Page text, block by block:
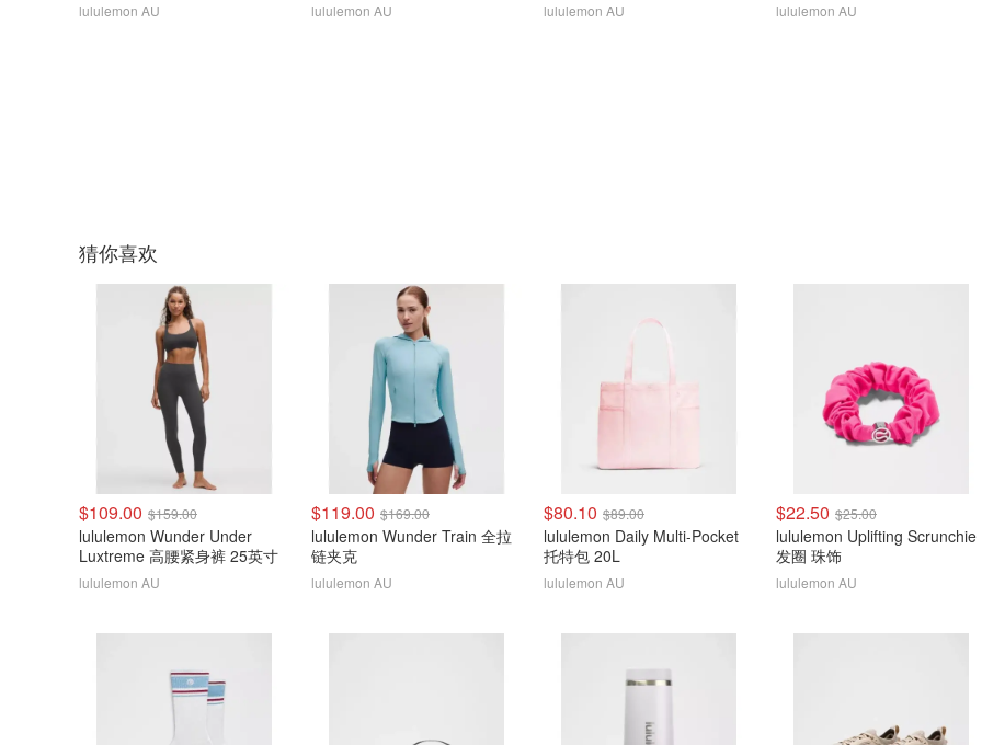
lululemon AU lululemon AU lululemon AU lululemon AU
猜你喜欢
$109.00 $159.00
lululemon Wunder Under
Luxtreme 高腰紧身裤 25英寸
lululemon AU
$119.00 $169.00
lululemon Wunder Train 全拉
链夹克
lululemon AU
$80.10 $89.00
lululemon Daily Multi-Pocket
托特包 20L
lululemon AU
$22.50 $25.00
lululemon Uplifting Scrunchie
发圈 珠饰
lululemon AU